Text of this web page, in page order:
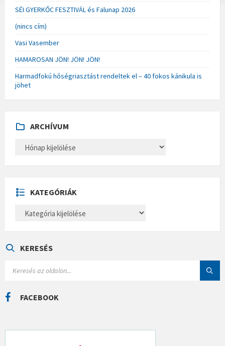
SÉI GYERKŐC FESZTIVÁL és Falunap 2026
(nincs cím)
Vasi Vasember
HAMAROSAN JÖN! JÖN! JÖN!
Harmadfokú hőségriasztást rendeltek el – 40 fokos kánikula is
jöhet
ARCHÍVUM
H
U
M
KATEGÓRIÁK
E
Á
KERESÉS
C
H
FACEBOOK